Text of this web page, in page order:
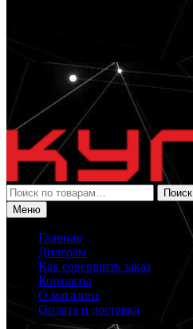
Искать:
Поиск
Меню
Главная
Дилерам
Как совершить заказ
Контакты
О магазине
Оплата и доставка